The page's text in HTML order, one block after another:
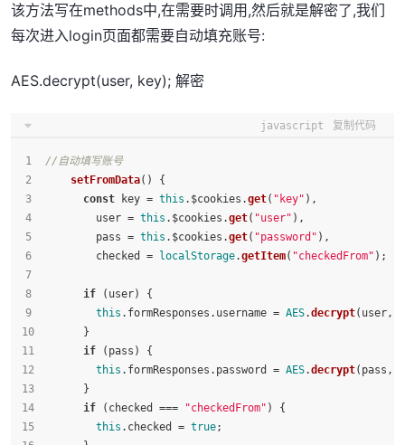
该方法写在methods中,在需要时调用,然后就是解密了,我们
每次进入login页面都需要自动填充账号:
AES.decrypt(user, key); 解密
javascript 复制代码
//自动填写账号
setFromData( ) {
const key = this . $cookies .get( "key" ),
        user =
this . $cookies .get( "user" ),
        pass =
this . $cookies .get( "password" ),
        checked =
localStorage.getItem( "checkedFrom" );
if (user) {
this . formResponses . username = AES.decrypt(user,
      }
if (pass) {
this . formResponses . password = AES.decrypt(pass,
      }
if (checked === "checkedFrom" ) {
this . checked = true;